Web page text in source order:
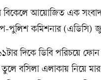
আয়োজিত এক
পুলিশ কমিশনার (এডিসি)
দিকে ডিবি পরিচয়ে
বসিলা এলাকায় নিয়ে